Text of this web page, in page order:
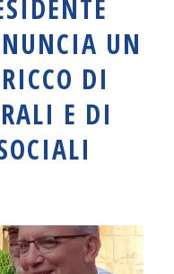
UN
DI
E DI